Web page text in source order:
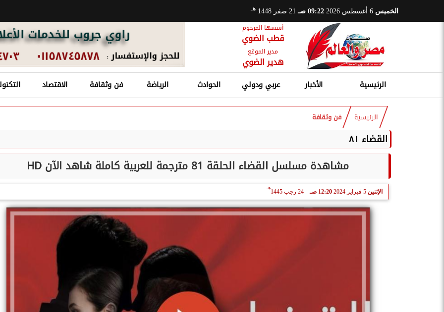
الخميس 09:22 صـ 21 صفر 1448 هـ
أسسها المرحوم
قطب الضوي
مدير الموقع
هدير الضوي
الرئيسية الأخبار عربي ودولي الحوادث الرياضة فن وثقافة الاقتصاد
الرئيسية فن وثقافة
القضاء ٨١
مشاهدة مسلسل القضاء الحلقة 81 مترجمة للعربية كاملة شاهد الآن HD
الإثنين 5 فبراير 2024 12:20 صـ 24 رجب 1445
هـ